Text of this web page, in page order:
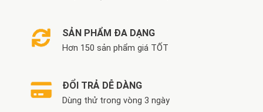
SẢN PHẨM ĐA DẠNG
Hơn 150 sản phẩm giá TỐT
ĐỔI TRẢ DỄ DÀNG
Dùng thử trong vòng 3 ngày